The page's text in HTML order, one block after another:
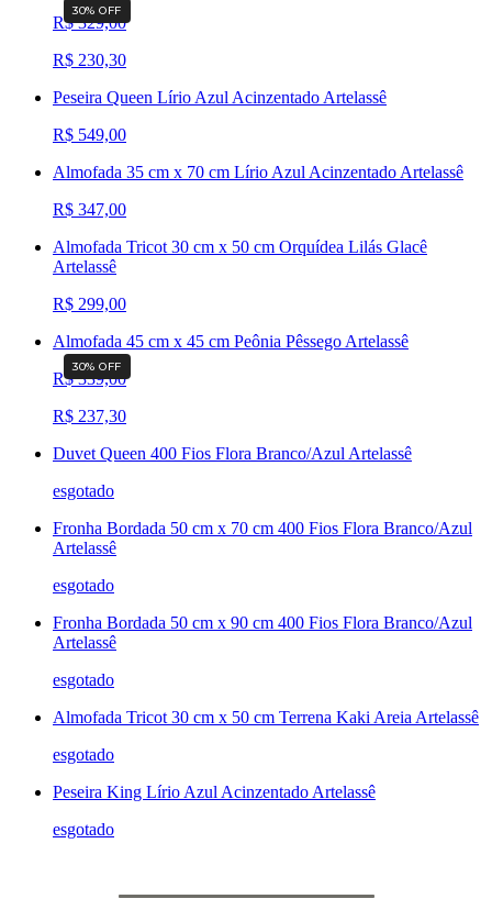
30% OFF
R$ 329,00
R$ 230,30
Peseira Queen Lírio Azul Acinzentado Artelassê
R$ 549,00
Almofada 35 cm x 70 cm Lírio Azul Acinzentado Artelassê
R$ 347,00
Almofada Tricot 30 cm x 50 cm Orquídea Lilás Glacê
Artelassê
R$ 299,00
30% OFF
Almofada 45 cm x 45 cm Peônia Pêssego Artelassê
R$ 339,00
R$ 237,30
Duvet Queen 400 Fios Flora Branco/Azul Artelassê
esgotado
Fronha Bordada 50 cm x 70 cm 400 Fios Flora Branco/Azul
Artelassê
esgotado
Fronha Bordada 50 cm x 90 cm 400 Fios Flora Branco/Azul
Artelassê
esgotado
Almofada Tricot 30 cm x 50 cm Terrena Kaki Areia Artelassê
esgotado
Peseira King Lírio Azul Acinzentado Artelassê
esgotado